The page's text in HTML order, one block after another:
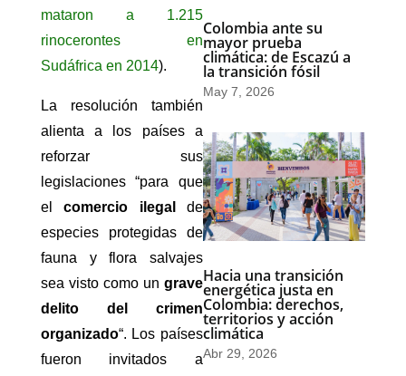
mataron a 1.215
rinocerontes en
Sudáfrica en 2014).
La resolución también
alienta a los países a
reforzar sus
legislaciones “para que
el
comercio ilegal
de
especies protegidas de
fauna y flora salvajes
sea visto como un grave
delito del crimen
organizado“. Los países
fueron invitados a
Colombia ante su
mayor prueba
climática: de Escazú a
la transición fósil
May 7, 2026
Hacia una transición
energética justa en
Colombia: derechos,
territorios y acción
climática
Abr 29, 2026